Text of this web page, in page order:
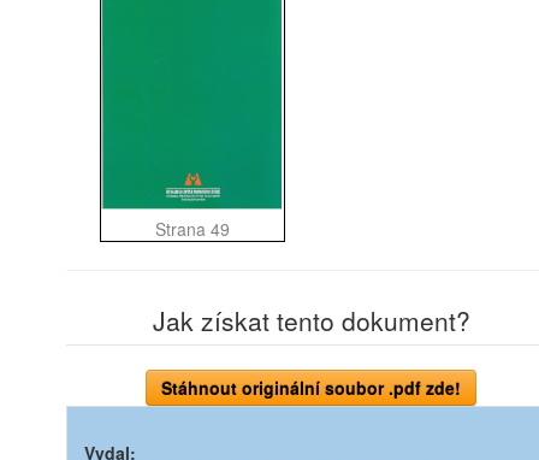
Strana 49
Jak získat tento dokument?
Vydal: